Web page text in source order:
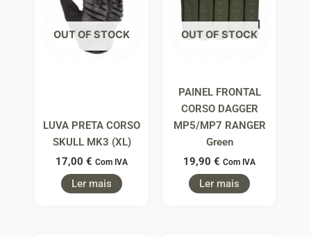
OUT OF STOCK
LUVA PRETA CORSO
SKULL MK3 (XL)
17,00 € Com IVA
Ler mais
OUT OF STOCK
PAINEL FRONTAL
CORSO DAGGER
MP5/MP7 RANGER
Green
19,90 € Com IVA
Ler mais